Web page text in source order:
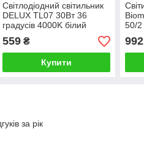
Світлодіодний світильник
DELUX TL07 30Вт 36
градусів 4000K білий
559₴
Купити
50/2
992
за рік